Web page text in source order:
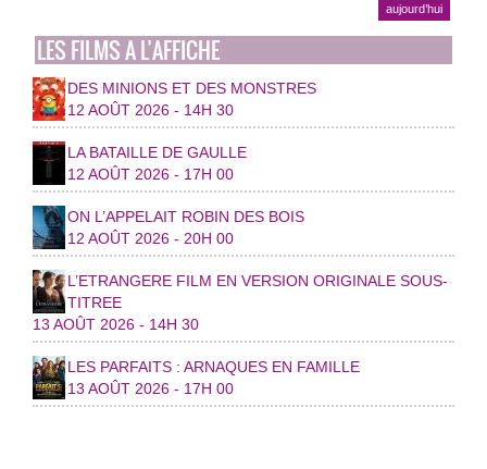
aujourd’hui
LES FILMS A L’AFFICHE
DES MINIONS ET DES MONSTRES
12 AOÛT 2026 - 14H 30
LA BATAILLE DE GAULLE
12 AOÛT 2026 - 17H 00
ON L’APPELAIT ROBIN DES BOIS
12 AOÛT 2026 - 20H 00
L’ETRANGERE FILM EN VERSION ORIGINALE SOUS-
TITREE
13 AOÛT 2026 - 14H 30
LES PARFAITS : ARNAQUES EN FAMILLE
13 AOÛT 2026 - 17H 00